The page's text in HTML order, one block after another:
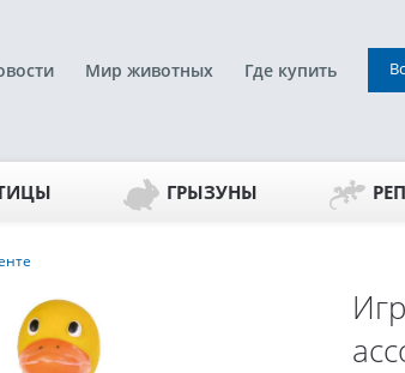
Мир животных Где купить
ГРЫЗУНЫ